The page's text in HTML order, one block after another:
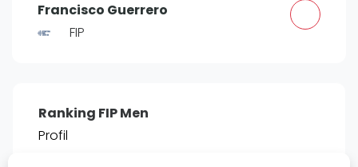
Playtomic
Frauen
FIP Männer
Francisco Guerrero
FIP
Ranking FIP Men
Profil